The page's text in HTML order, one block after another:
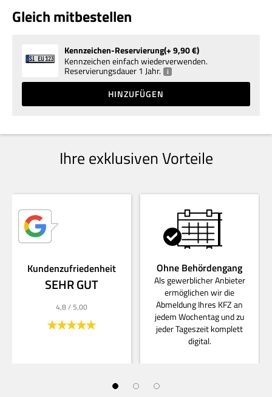
Gleich mitbestellen
Kennzeichen-Reservierung+ 9,90€
Kennzeichen einfach wiederverwenden.
Reservierungsdauer 1 Jahr. i
HINZUFÜGEN
Ihre exklusiven Vorteile
Kundenzufriedenheit
SEHR GUT
4,8/ 5,00
Ohne Behördengang
Als gewerblicher Anbieter
ermöglichen wir die
Abmeldung Ihres KFZ an
jedem Wochentag und zu
jeder Tageszeit komplett
digital.